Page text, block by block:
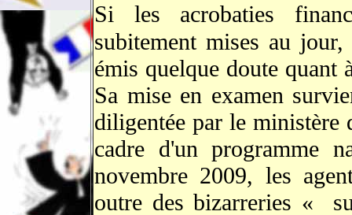
Si les acrobaties
subitement mises au jour,
émis quelque doute quant
Sa mise en examen
diligentée par le ministère
cadre d'un programme
novembre 2009, les
outre des bizarreries «